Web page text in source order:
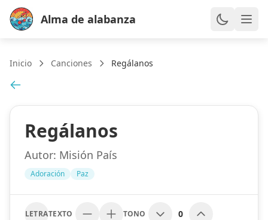
Alma de alabanza
Inicio Canciones Regálanos
Regálanos
Autor: Misión País
Adoración Paz
LETRATEXTO TONO 0